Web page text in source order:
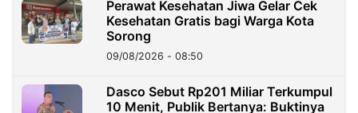
Perawat Kesehatan Jiwa Gelar Cek
Kesehatan Gratis bagi Warga Kota
Sorong
09/08/2026 - 08:50
Dasco Sebut Rp201 Miliar Terkumpul
10 Menit, Publik Bertanya: Buktinya